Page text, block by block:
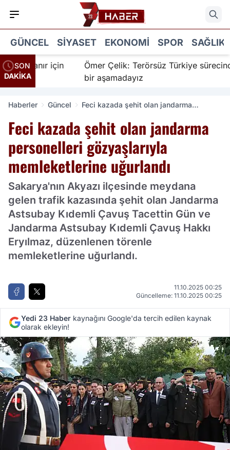
GÜNCEL SIYASET EKONOMI SPOR SAĞLIK
SON
DAKİKA
İnanır için
Ömer Çelik: Terörsüz Türkiye sürecinde
bir aşamadayız
Haberler Güncel
Feci kazada şehit olan jandarma
memleketlerine uğurlandı
Feci kazada şehit olan jandarma
personelleri gözyaşlarıyla
memleketlerine uğurlandı
Sakarya'nın Akyazı ilçesinde meydana
gelen trafik kazasında şehit olan Jandarma
Astsubay Kıdemli Çavuş Tacettin Gün ve
Jandarma Astsubay Kıdemli Çavuş Hakkı
Eryılmaz, düzenlenen törenle
memleketlerine uğurlandı.
11.10.2025 00:25
Güncelleme: 11.10.2025 00:25
Yedi 23 Haber kaynağını Google'da tercih edilen kaynak
olarak ekleyin!